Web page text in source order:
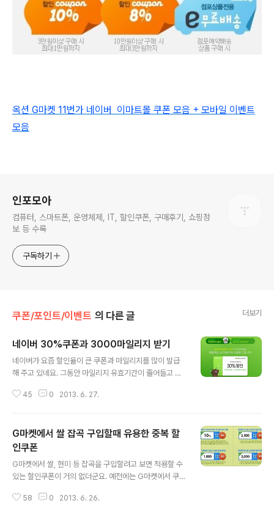
옥션 G마켓 11번가 네이버 이마트몰 쿠폰 모음 + 모바일 이벤트
모음
인포모아
컴퓨터, 스마트폰, 운영체제, IT, 할인쿠폰, 구매후기, 쇼핑정
보 등 수록
구독하기
쿠폰/포인트/이벤트 의 다른 글 더보기
네이버 30%쿠폰과 3000마일리지 받기
네이버가 요즘 할인율이 큰 쿠폰과 마일리지를 많이 발급
해 주고 있네요. 그동안 마일리지 유효기간이 줄어들고 무
아 졌었는데 요근래 30%쿠폰등 할인율이 좋은 쿠폰을 선
일리지도 발급하고 있습니다. 분기말이라서 그런건지 모르
겠지만 네이버에서 물건 살때 매우 유용하네요. 25%쿠폰
이나 30%쿠폰을 사용하니 동일 상품 가격이 G마켓등 오
픈마켓보다 엄청 내려가네요. 모바일 쇼핑의신 매일 오후2
시 선착순 3000마일 15% 25%쿠폰 (~6.30) 3000마
일 15% 25%쿠폰중 한가지만 받을 수 있습니다. http://
45 0 2013. 6. 27.
G마켓에서 쌀 잡곡 구입할때 유용한 중복 할
인쿠폰
G마켓에서 쌀, 현미 등 잡곡을 구입할려고 보면 적용할 수
있는 할인쿠폰이 거의 없더군요. 예전에는 G마켓에서 쿠폰
능 했었는데 지금은 쌀값도 엄청 올랐을 뿐 아니라 왠만한
58 0 2013. 6. 26.